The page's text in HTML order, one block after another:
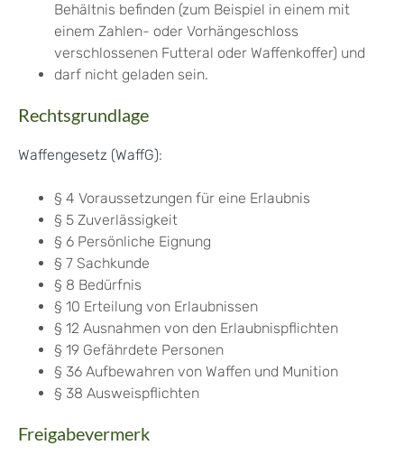
Behältnis befinden (zum Beispiel in einem mit
einem Zahlen- oder Vorhängeschloss
verschlossenen Futteral oder Waffenkoffer) und
darf nicht geladen sein.
Rechtsgrundlage
Waffengesetz (WaffG):
§ 4 Voraussetzungen für eine Erlaubnis
§ 5 Zuverlässigkeit
§ 6 Persönliche Eignung
§ 7 Sachkunde
§ 8 Bedürfnis
§ 10 Erteilung von Erlaubnissen
§ 12 Ausnahmen von den Erlaubnispflichten
§ 19 Gefährdete Personen
§ 36 Aufbewahren von Waffen und Munition
§ 38 Ausweispflichten
Freigabevermerk